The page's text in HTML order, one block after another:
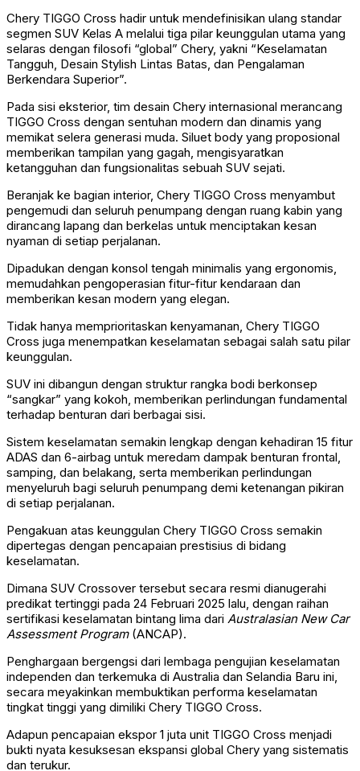
Chery TIGGO Cross hadir untuk mendefinisikan ulang standar
segmen SUV Kelas A melalui tiga pilar keunggulan utama yang
selaras dengan filosofi “global” Chery, yakni “Keselamatan
Tangguh, Desain Stylish Lintas Batas, dan Pengalaman
Berkendara Superior”.
Pada sisi eksterior, tim desain Chery internasional merancang
TIGGO Cross dengan sentuhan modern dan dinamis yang
memikat selera generasi muda. Siluet body yang proposional
memberikan tampilan yang gagah, mengisyaratkan
ketangguhan dan fungsionalitas sebuah SUV sejati.
Beranjak ke bagian interior, Chery TIGGO Cross menyambut
pengemudi dan seluruh penumpang dengan ruang kabin yang
dirancang lapang dan berkelas untuk menciptakan kesan
nyaman di setiap perjalanan.
Dipadukan dengan konsol tengah minimalis yang ergonomis,
memudahkan pengoperasian fitur-fitur kendaraan dan
memberikan kesan modern yang elegan.
Tidak hanya memprioritaskan kenyamanan, Chery TIGGO
Cross juga menempatkan keselamatan sebagai salah satu pilar
keunggulan.
SUV ini dibangun dengan struktur rangka bodi berkonsep
“sangkar” yang kokoh, memberikan perlindungan fundamental
terhadap benturan dari berbagai sisi.
Sistem keselamatan semakin lengkap dengan kehadiran 15 fitur
ADAS dan 6-airbag untuk meredam dampak benturan frontal,
samping, dan belakang, serta memberikan perlindungan
menyeluruh bagi seluruh penumpang demi ketenangan pikiran
di setiap perjalanan.
Pengakuan atas keunggulan Chery TIGGO Cross semakin
dipertegas dengan pencapaian prestisius di bidang
keselamatan.
Dimana SUV Crossover tersebut secara resmi dianugerahi
predikat tertinggi pada 24 Februari 2025 lalu, dengan raihan
sertifikasi keselamatan bintang lima dari Australasian New Car
Assessment Program(ANCAP).
Penghargaan bergengsi dari lembaga pengujian keselamatan
independen dan terkemuka di Australia dan Selandia Baru ini,
secara meyakinkan membuktikan performa keselamatan
tingkat tinggi yang dimiliki Chery TIGGO Cross.
Adapun pencapaian ekspor 1 juta unit TIGGO Cross menjadi
bukti nyata kesuksesan ekspansi global Chery yang sistematis
dan terukur.